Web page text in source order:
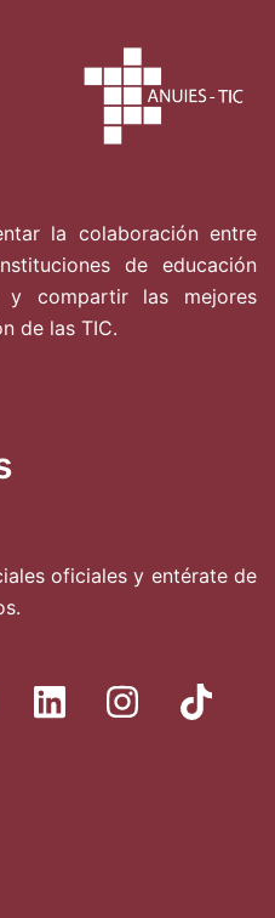
la colaboración entre
de educación
y compartir las mejores
de las TIC.
oficiales y entérate de